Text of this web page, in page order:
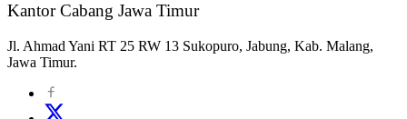
Kantor Cabang Jawa Timur
Jl. Ahmad Yani RT 25 RW 13 Sukopuro, Jabung, Kab. Malang,
Jawa Timur.